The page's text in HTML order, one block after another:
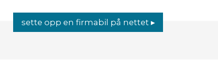
sette opp en firmabil på nettet ▸